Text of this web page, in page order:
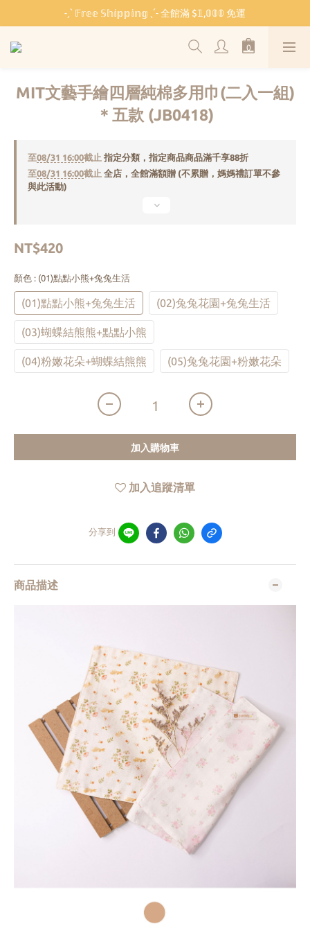
˗ˏˋ 𝔽𝕣𝕖𝕖 𝕊𝕙𝕚𝕡𝕡𝕚𝕟𝕘 ˎˊ˗ 全館滿 $𝟙,𝟘𝟘𝟘 免運
˗ˏˋ 𝔽𝕣𝕖𝕖 𝕊𝕙𝕚𝕡𝕡𝕚𝕟𝕘 ˎˊ˗ 全館滿 $𝟙,𝟘𝟘𝟘 免運
🏫 開學必備 ⸜ 四合一睡袋組 ⸝ 限時 $𝟐𝟔𝟖𝟎
˗ˏˋ 𝔽𝕣𝕖𝕖 𝕊𝕙𝕚𝕡𝕡𝕚𝕟𝕘 ˎˊ˗ 全館滿 $𝟙,𝟘𝟘𝟘 免運
MIT文藝手繪四層純棉多用巾(二入一組)
＊五款 (JB0418)
至08/31 16:00截止 指定分類，指定商品商品滿千享88折
至08/31 16:00截止 全店，全館滿額贈 (不累贈，媽媽禮訂單不參
與此活動)
NT$420
顏色 : (01)點點小熊+兔兔生活
(01)點點小熊+兔兔生活 (02)兔兔花園+兔兔生活
(03)蝴蝶結熊熊+點點小熊
(04)粉嫩花朵+蝴蝶結熊熊 (05)兔兔花園+粉嫩花朵
加入購物車
加入追蹤清單
分享到
商品描述